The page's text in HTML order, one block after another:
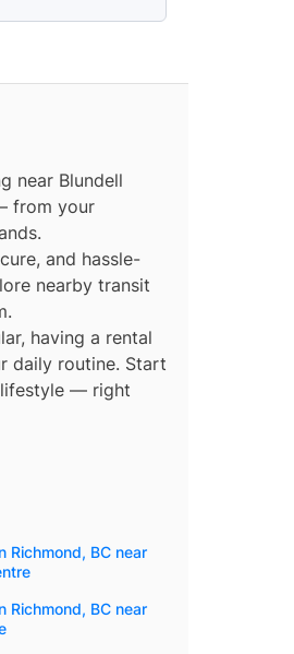
near Blundell
from your
and hassle-
nearby transit
having a rental
daily routine. Start
lifestyle — right
Richmond, BC near
Richmond, BC near